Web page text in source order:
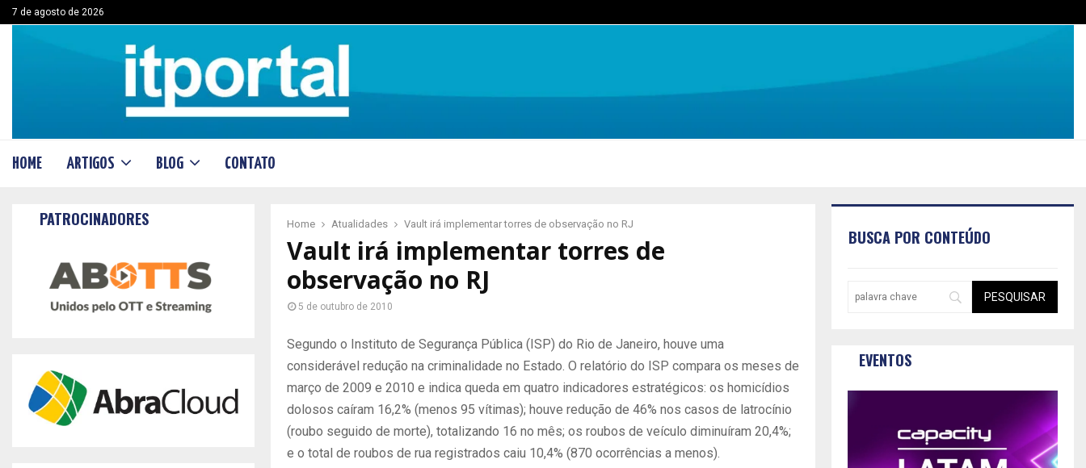
7 de agosto de 2026
HOME ARTIGOS BLOG CONTATO
Home Atualidades Vault irá implementar torres de observação no RJ
Vault irá implementar torres de
observação no RJ
5 de outubro de 2010
Segundo o Instituto de Segurança Pública (ISP) do Rio de Janeiro, houve uma
considerável redução na criminalidade no Estado. O relatório do ISP compara os meses de
março de 2009 e 2010 e indica queda em quatro indicadores estratégicos: os homicídios
dolosos caíram 16,2% (menos 95 vítimas); houve redução de 46% nos casos de latrocínio
(roubo seguido de morte), totalizando 16 no mês; os roubos de veículo diminuíram 20,4%;
e o total de roubos de rua registrados caiu 10,4% (870 ocorrências a menos).
PATROCINADORES
BUSCA POR CONTEÚDO
EVENTOS